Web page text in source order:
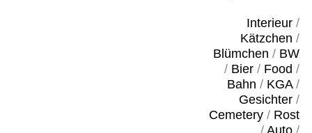
Interieur/
Kätzchen /
Blümchen / BW
/ Bier/ Food /
Bahn / KGA/
Gesichter/
Cemetery/ Rost
/ Auto/